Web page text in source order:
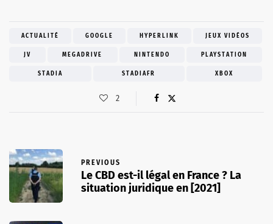
ACTUALITÉ GOOGLE HYPERLINK JEUX VIDÉOS
JV MEGADRIVE NINTENDO PLAYSTATION
STADIA STADIAFR XBOX
2
PREVIOUS
Le CBD est-il légal en France ? La
situation juridique en [2021]